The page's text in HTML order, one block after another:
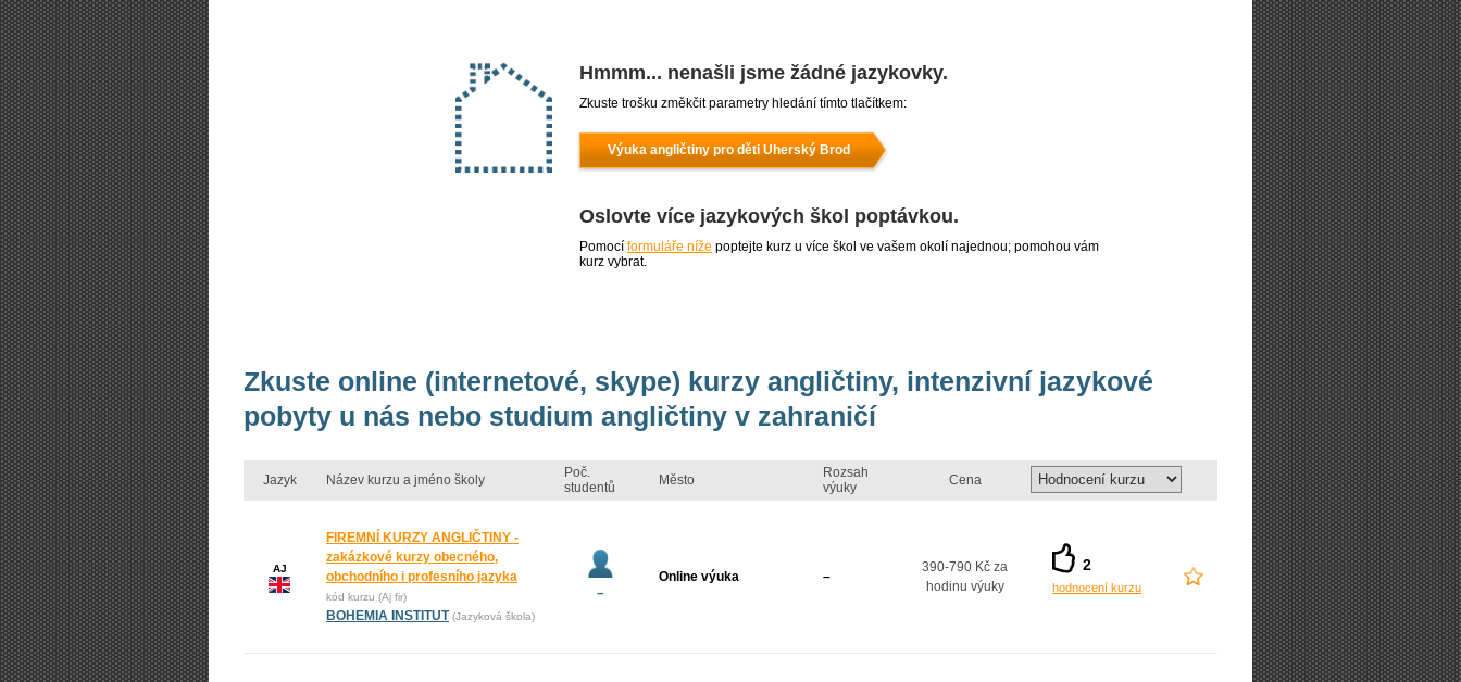
Hmmm... nenašli jsme žádné jazykovky.
Zkuste trošku změkčit parametry hledání tímto tlačítkem:
Výuka angličtiny pro děti Uherský Brod
Oslovte více jazykových škol poptávkou.
Pomocí formuláře níže poptejte kurz u více škol ve vašem okolí najednou; pomohou vám
kurz vybrat.
Zkuste online (internetové, skype) kurzy angličtiny, intenzivní jazykové
pobyty u nás nebo studium angličtiny v zahraničí
Jazyk Název kurzu a jméno školy
Poč.
studentů
Město
Rozsah
výuky
Cena
AJ
FIREMNÍ KURZY ANGLIČTINY -
zakázkové kurzy obecného,
obchodního i profesního jazyka
kód kurzu (Aj fir)
BOHEMIA INSTITUT (Jazyková škola)
–
Online výuka –
390-790 Kč za
hodinu výuky
2
hodnocení kurzu